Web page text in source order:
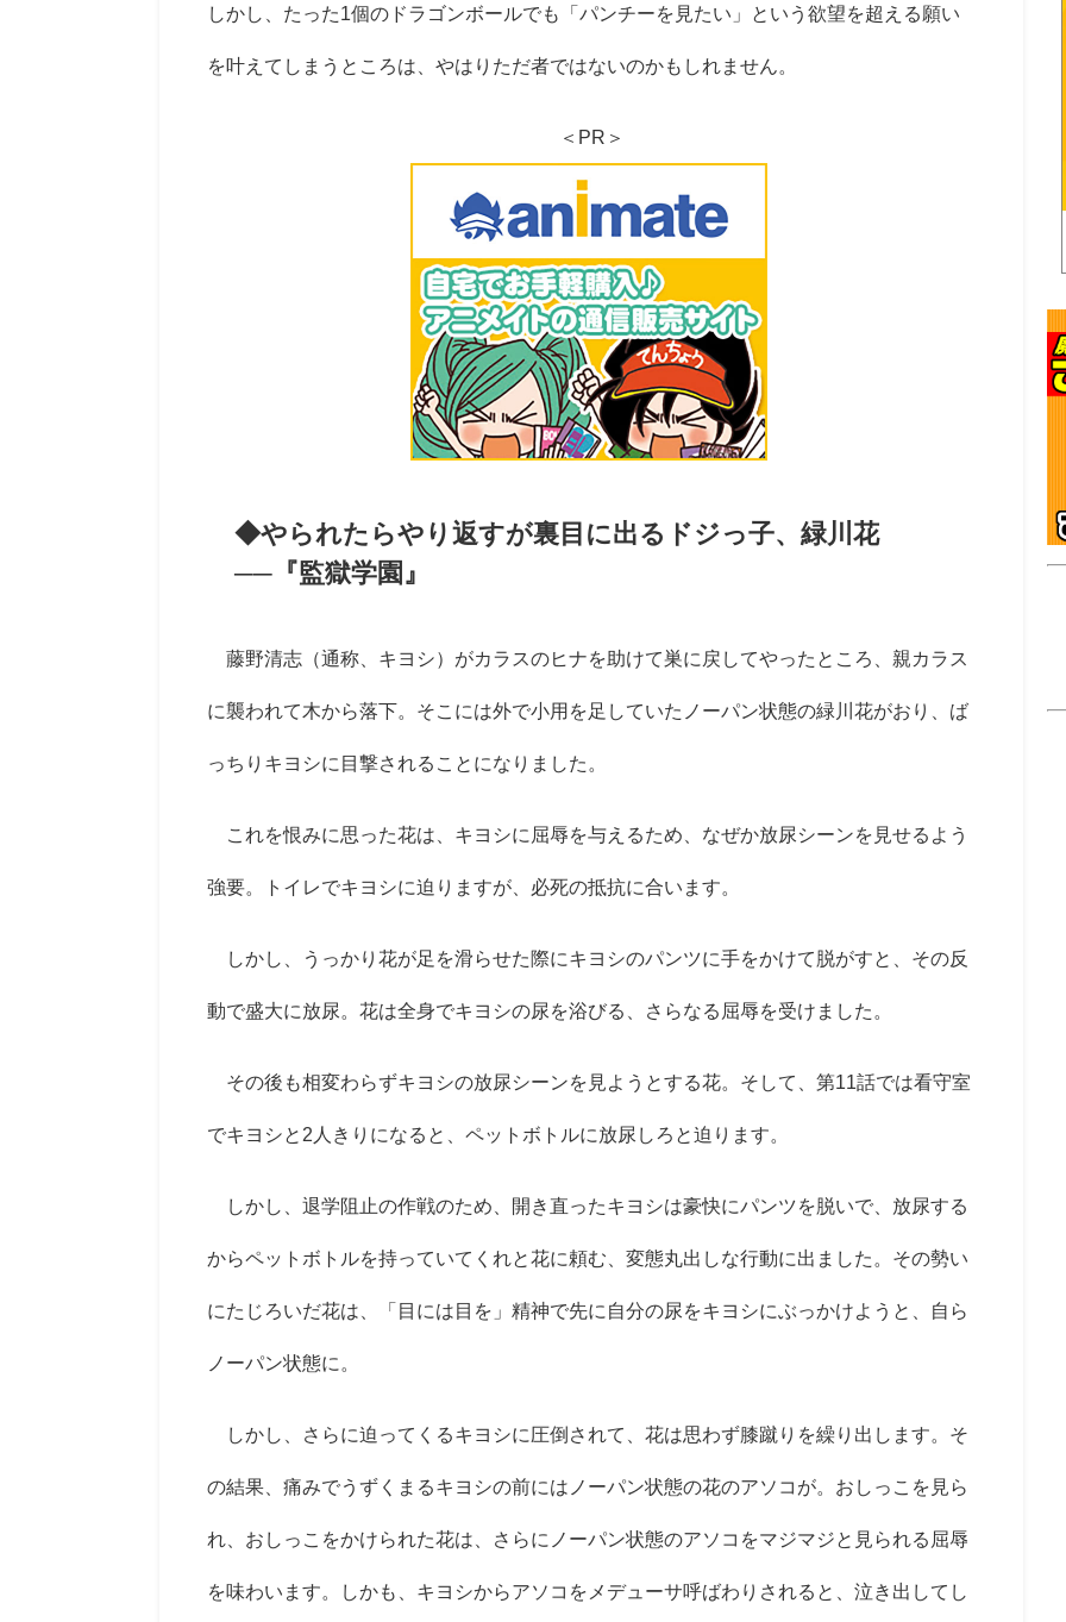
しかし、たった1個のドラゴンボールでも「パンチーを見たい」という欲望を超える願い
を叶えてしまうところは、やはりただ者ではないのかもしれません。
＜PR＞
◆やられたらやり返すが裏目に出るドジっ子、緑川花
──『監獄学園』
藤野清志（通称、キヨシ）がカラスのヒナを助けて巣に戻してやったところ、親カラス
に襲われて木から落下。そこには外で小用を足していたノーパン状態の緑川花がおり、ば
っちりキヨシに目撃されることになりました。
これを恨みに思った花は、キヨシに屈辱を与えるため、なぜか放尿シーンを見せるよう
強要。トイレでキヨシに迫りますが、必死の抵抗に合います。
しかし、うっかり花が足を滑らせた際にキヨシのパンツに手をかけて脱がすと、その反
動で盛大に放尿。花は全身でキヨシの尿を浴びる、さらなる屈辱を受けました。
その後も相変わらずキヨシの放尿シーンを見ようとする花。そして、第11話では看守室
でキヨシと 2 人きりになると、ペットボトルに放尿しろと迫ります。
しかし、退学阻止の作戦のため、開き直ったキヨシは豪快にパンツを脱いで、放尿する
からペットボトルを持っていてくれと花に頼む、変態丸出しな行動に出ました。その勢い
にたじろいだ花は、「目には目を」精神で先に自分の尿をキヨシにぶっかけようと、自ら
ノーパン状態に。
しかし、さらに迫ってくるキヨシに圧倒されて、花は思わず膝蹴りを繰り出します。そ
の結果、痛みでうずくまるキヨシの前にはノーパン状態の花のアソコが。おしっこを見ら
れ、おしっこをかけられた花は、さらにノーパン状態のアソコをマジマジと見られる屈辱
を味わいます。しかも、キヨシからアソコをメデューサ呼ばわりされると、泣き出してし